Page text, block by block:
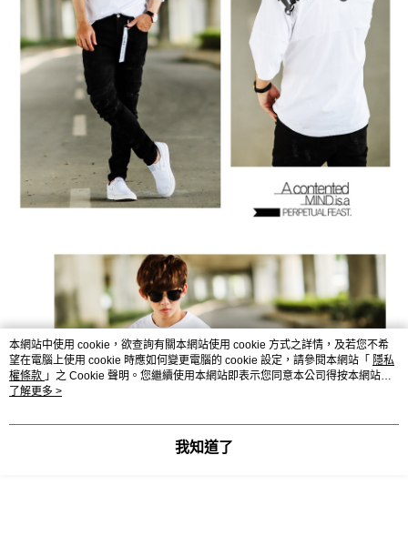
本網站中使用 cookie，欲查詢有關本網站使用 cookie 方式之詳情，及若您不希
望在電腦上使用 cookie 時應如何變更電腦的 cookie 設定，請參閱本網站「 隱私
權條款 」之 Cookie 聲明。您繼續使用本網站即表示您同意本公司得按本網站使
用條款之 Cookie 聲明使用 cookie。
了解更多 >
我知道了